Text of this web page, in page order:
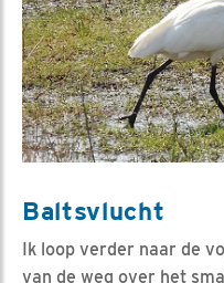
Baltsvlucht
Ik loop verder naar de
van de weg over het